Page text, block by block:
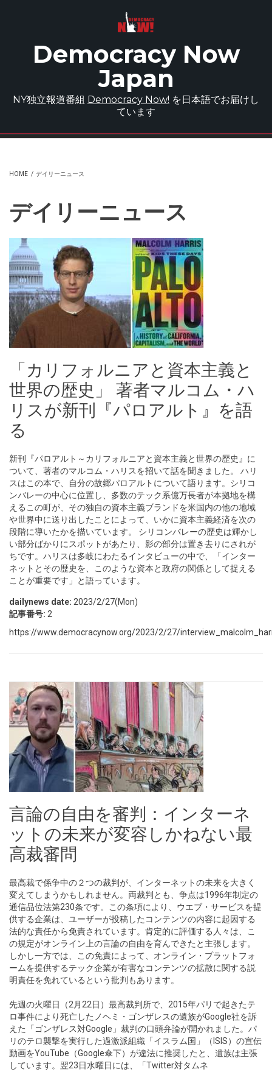
Democracy Now
Japan
NY独立報道番組 Democracy Now! を日本語でお届けし
ています
HOME / デイリーニュース
デイリーニュース
「カリフォルニアと資本主義と
世界の歴史」 著者マルコム・ハ
リスが新刊『パロアルト』を語
る
新刊『パロアルト～カリフォルニアと資本主義と世界の歴史』に
ついて、著者のマルコム・ハリスを招いて話を聞きました。 ハリ
スはこの本で、自分の故郷パロアルトについて語ります。シリコ
ンバレーの中心に位置し、多数のテック系億万長者が本拠地を構
えるこの町が、その独自の資本主義ブランドを米国内の他の地域
や世界中に送り出したことによって、いかに資本主義経済を次の
段階に導いたかを描いています。 シリコンバレーの歴史は輝かし
い部分ばかりにスポットがあたり、影の部分は置き去りにされが
ちです。ハリスは多岐にわたるインタビューの中で、「インター
ネットとその歴史を、このような資本と政府の関係として捉える
ことが重要です」と語っています。
dailynews date: 2023/2/27(Mon)
記事番号: 2
https://www.democracynow.org/2023/2/27/
言論の自由を審判：インターネ
ットの未来が変容しかねない最
高裁審問
最高裁で係争中の２つの裁判が、インターネットの未来を大きく
変えてしまうかもしれません。両裁判とも、争点は1996年制定の
通信品位法第230条です。この条項により、ウエブ・サービスを提
供する企業は、ユーザーが投稿したコンテンツの内容に起因する
法的な責任から免責されています。肯定的に評価する人々は、こ
の規定がオンライン上の言論の自由を育んできたと主張します。
しかし一方では、この免責によって、オンライン・プラットフォ
ームを提供するテック企業が有害なコンテンツの拡散に関する説
明責任を免れているという批判もあります。
先週の火曜日（2月22日）最高裁判所で、2015年パリで起きたテ
ロ事件により死亡したノヘミ・ゴンザレスの遺族がGoogle社を訴
えた「ゴンザレス対Google」裁判の口頭弁論が開かれました。パ
リのテロ襲撃を実行した過激派組織「イスラム国」（ISIS）の宣伝
動画をYouTube（Google傘下）が違法に推奨したと、遺族は主張
しています。翌23日水曜日には、「Twitter対タムネ